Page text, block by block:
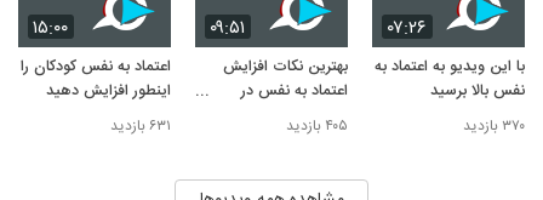
۰۷:۲۶
با این ویدیو به اعتماد به
نفس بالا برسید
۳۷۰ بازدید
۰۹:۵۱
بهترین نکات افزایش
اعتماد به نفس در
نوجوانان
۴۰۵ بازدید
۱۵:۰۰
اعتماد به نفس کودکان را
اینطور افزایش دهید
۶۳۱ بازدید